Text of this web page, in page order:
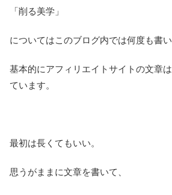
「削る美学」
についてはこのブログ内では何度も書い
基本的にアフィリエイトサイトの文章
ています。
最初は長くてもいい。
思うがままに文章を書いて、